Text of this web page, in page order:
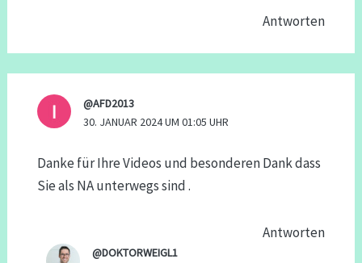
Antworten
@AFD2013
30. JANUAR 2024 UM 01:05 UHR
Danke für Ihre Videos und besonderen Dank dass
Sie als NA unterwegs sind .
Antworten
@DOKTORWEIGL1